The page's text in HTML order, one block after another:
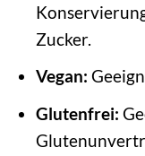
Zucker.
Vegan:
Glutenfrei: